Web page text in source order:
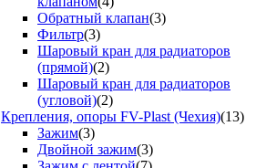
Обратный клапан(3)
Фильтр(3)
Шаровый кран для радиаторов
(прямой)(2)
Шаровый кран для радиаторов
(угловой)(2)
Крепления, опоры FV-Plast (Чехия)(13)
Зажим(3)
Двойной зажим(3)